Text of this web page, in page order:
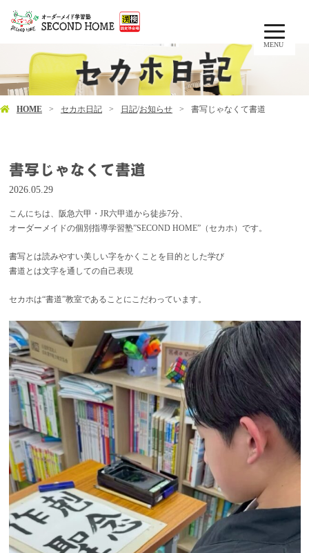
MENU
HOME セカホ日記 日記/お知らせ 書写じゃなくて書道
書写じゃなくて書道
2026.05.29
こんにちは、阪急六甲・JR六甲道から徒歩7分、
オーダーメイドの個別指導学習塾”SECOND HOME”（セカホ）です。
書写とは読みやすい美しい字をかくことを目的とした学び
書道とは文字を通しての自己表現
セカホは“書道”教室であることにこだわっています。